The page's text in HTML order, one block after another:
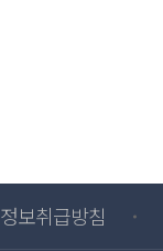
보취급방침